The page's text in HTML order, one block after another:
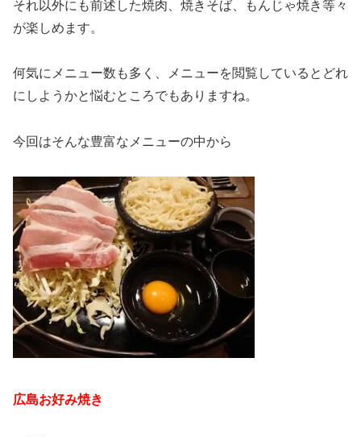
それ以外にも前述した焼肉、焼きそば、もんじゃ焼き等々
が楽しめます。
何気にメニュー数も多く、メニューを閲覧しているとどれ
にしようかと悩むところでもありますね。
今回はそんな豊富なメニューの中から
広島お好み焼き